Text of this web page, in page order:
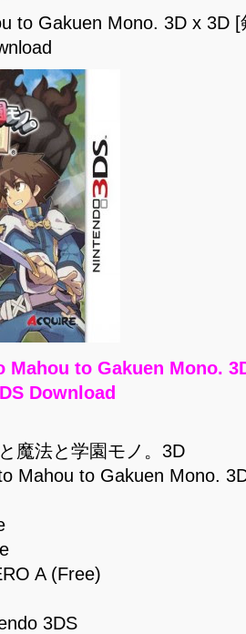
to Gakuen Mono. 3D x 3D
Mahou to Gakuen Mono.
Download
魔法と学園モノ。3D
Mahou to Gakuen Mono.
A (Free)
3DS